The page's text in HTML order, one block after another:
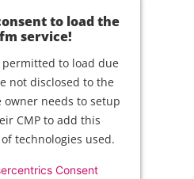
to load the
service!
to load due
not disclosed to the
needs to setup
CMP to add this
technologies used.
Consent